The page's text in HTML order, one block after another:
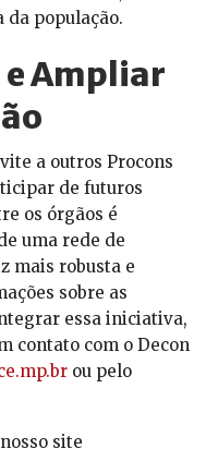
população.
Ampliar
a outros Procons
de futuros
os órgãos é
uma rede de
mais robusta e
sobre as
essa iniciativa,
contato com o Decon
ou pelo
site